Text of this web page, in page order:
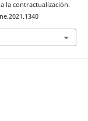
la contractualización.